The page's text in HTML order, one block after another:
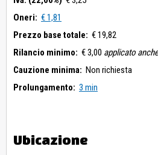
Oneri: € 1,81
Prezzo base totale: € 19,82
Rilancio minimo: € 3,00 applicato
Cauzione minima: Non richiesta
Prolungamento: 3 min
Ubicazione